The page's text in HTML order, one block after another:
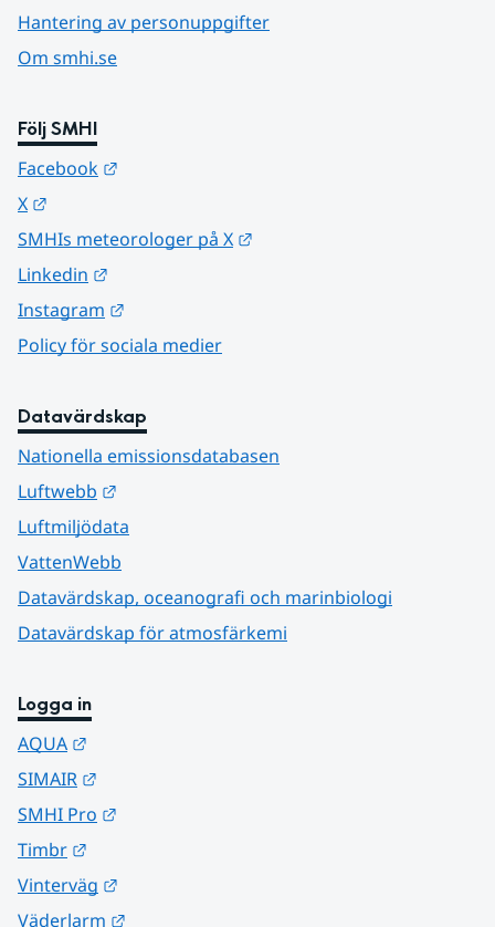
Hantering av personuppgifter
Om smhi.se
Följ SMHI
Facebook
X
SMHIs meteorologer på X
Linkedin
Instagram
Policy för sociala medier
Datavärdskap
Nationella emissionsdatabasen
Luftwebb
Luftmiljödata
VattenWebb
Datavärdskap, oceanografi och marinbiologi
Datavärdskap för atmosfärkemi
Logga in
AQUA
SIMAIR
SMHI Pro
Timbr
Vinterväg
Väderlarm